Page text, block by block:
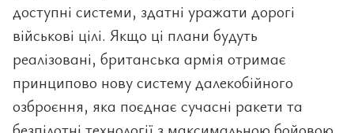
доступні системи, здатні уражати дорогі
військові цілі. Якщо ці плани будуть
реалізовані, британська армія отримає
принципово нову систему далекобійного
озброєння, яка поєднає сучасні ракети та